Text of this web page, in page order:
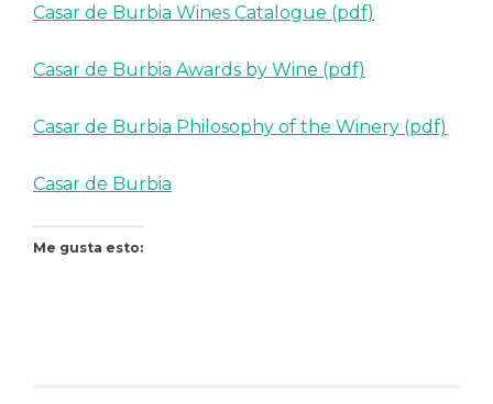
Casar de Burbia Wines Catalogue (pdf)
Casar de Burbia Awards by Wine (pdf)
Casar de Burbia Philosophy of the Winery (pdf)
Casar de Burbia
Me gusta esto: